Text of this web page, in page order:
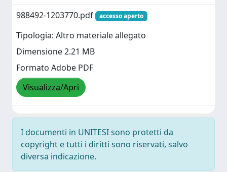
988492-1203770.pdf
accesso aperto
Tipologia: Altro materiale allegato
Dimensione 2.21 MB
Formato Adobe PDF
Visualizza/Apri
I documenti in UNITESI sono protetti da
copyright e tutti i diritti sono riservati, salvo
diversa indicazione.